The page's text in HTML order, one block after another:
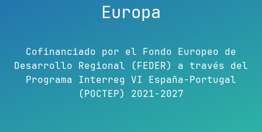
Europa
Cofinanciado por el Fondo Europeo de
Desarrollo Regional (FEDER) a través del
Programa Interreg VI España-Portugal
(POCTEP) 2021-2027